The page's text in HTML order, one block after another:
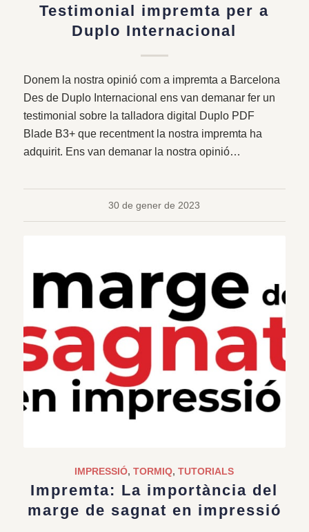
Testimonial impremta per a
Duplo Internacional
Donem la nostra opinió com a impremta a Barcelona
Des de Duplo Internacional ens van demanar fer un
testimonial sobre la talladora digital Duplo PDF
Blade B3+ que recentment la nostra impremta ha
adquirit. Ens van demanar la nostra opinió…
30 de gener de 2023
IMPRESSIÓ,TORMIQ,TUTORIALS
Impremta: La importància del
marge de sagnat en impressió